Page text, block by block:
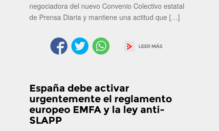
negociadora del nuevo Convenio Colectivo estatal
de Prensa Diaria y mantiene una actitud que […]
España debe activar
urgentemente el reglamento
europeo EMFA y la ley anti-
SLAPP